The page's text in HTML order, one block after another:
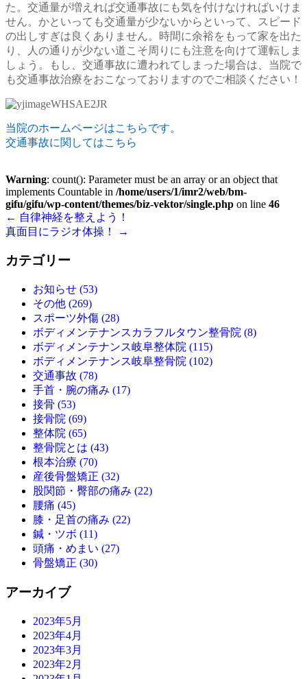
た。交通量が増えれば交通事故にも気を付けなければいけま
せん。かといっても交通量が少ないからといって、スピード
の出しすぎは良くありません。時間に余裕をもって家を出た
り、人の通りが少ない道こそ周りにも注意を向けて運転しま
しょう。もし、交通事故に遭われてしまった場合は、当院で
も交通事故治療をおこなっておりますのでご相談ください！
当院のホームページはこちらです。
交通事故に関してはこちら
Warning: count(): Parameter must be an array or an object that
implements Countable in /home/users/1/imr2/web/bm-
gifu/gifu/wp-content/themes/biz-vektor/single.php on line 46
← 自律神経を整えよう！
真面目にラジオ体操！
→
カテゴリー
お知らせ (53)
その他 (269)
スポーツ外傷 (28)
ボディメンテナンスカラフルタウン整骨院 (8)
ボディメンテナンス岐阜整体院 (115)
ボディメンテナンス岐阜整骨院 (102)
交通事故 (78)
手首・腕の痛み (17)
接骨 (53)
接骨院 (69)
整体院 (65)
整骨院とは (43)
根本治療 (70)
産後骨盤矯正 (32)
股関節・臀部の痛み (22)
腰痛 (45)
膝・足首の痛み (22)
鍼・ツボ (11)
頭痛・めまい (27)
骨盤矯正 (30)
アーカイブ
2023年5月
2023年4月
2023年3月
2023年2月